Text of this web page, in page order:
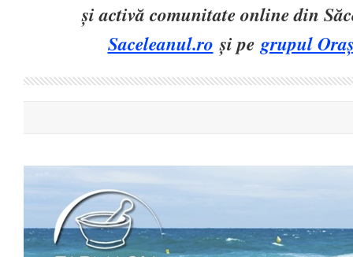
și activă comunitate online din
Saceleanul.ro și pegrupul